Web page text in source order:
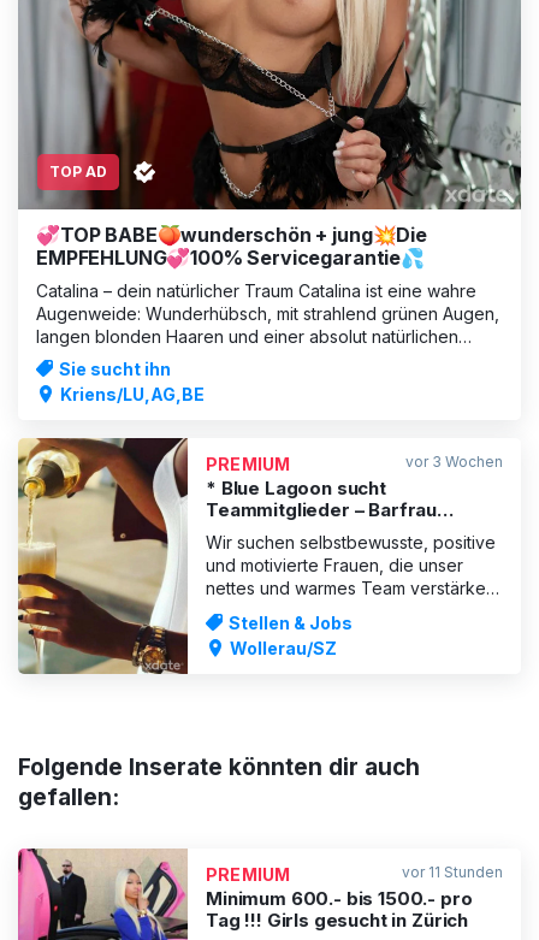
TOP AD
💞TOP BABE🍑wunderschön + jung💥Die
EMPFEHLUNG💞100% Servicegarantie💦
Catalina – dein natürlicher Traum Catalina ist eine wahre
Augenweide: Wunderhübsch, mit strahlend grünen Augen,
langen blonden Haaren und einer absolut natürlichen
Ausstrahlung. Ihre perfekten Naturbrüste und ihr schöner
Po lassen Männerherzen höher schlagen. Catalina liebt es,
dir unvergessliche
Sie sucht ihn
Kriens/LU,AG,BE
PREMIUM vor 3 Wochen
* Blue Lagoon sucht
Teammitglieder – Barfrau
willkommen! 💸
Wir suchen selbstbewusste, positive
und motivierte Frauen, die unser
nettes und warmes Team verstärken
möchten. Wenn du einen Arbeitsplatz
suchst, an dem du dich unterstützt,
geschätzt und wirklich wohlfühlst,
Stellen & Jobs
Wollerau/SZ
Folgende Inserate könnten dir auch
gefallen:
PREMIUM vor 11 Stunden
Minimum 600.- bis 1500.- pro
Tag !!! Girls gesucht in Zürich